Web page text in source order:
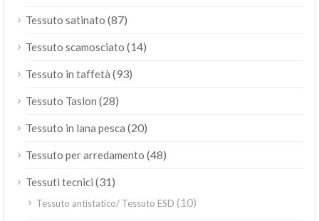
Tessuto satinato (87)
Tessuto scamosciato (14)
Tessuto in taffetà (93)
Tessuto Taslon (28)
Tessuto in lana pesca (20)
Tessuto per arredamento (48)
Tessuti tecnici (31)
Tessuto antistatico/ Tessuto ESD (10)